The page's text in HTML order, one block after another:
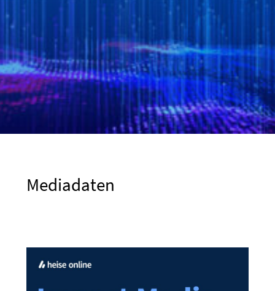
Mediadaten